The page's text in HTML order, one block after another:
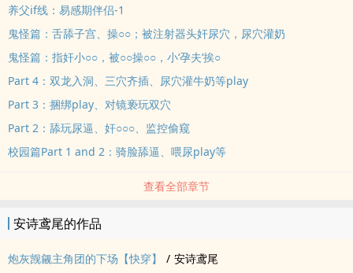
但主角团里总有那幺一两个人死盯着他不放，觊觎他的身体，还渴望
得到他的心。
世界一（已完结）
墨尘是西欧中世纪大陆的一个小领主，也是主角的远方表亲。
他狂征暴敛，重色好欲，荤素不忌，拖主角事业后腿，还蹦跶到主角
未来的金大腿脸上，最后被人斩杀。
原本的剧情是这样的。
实的真·骑脸输出，然后被圣子操翻。（‍‌‎1‎‎v‍‌1‌‎被骑脸真香攻）
现代末日世界，主角是研究出丧尸疫苗的科研大佬。
眼，以一己之力孤立整个宿舍。
养父if线：易感期伴侣-1
鬼怪篇：舌舔子宫、操○○；被注射器头奸尿穴，尿穴灌奶
鬼怪篇：指奸小○○，被○○操○○，小‘孕夫’挨○
Part 4：双龙入洞、三穴齐插、尿穴灌牛奶等play
Part 3：捆绑play、对镜亵玩双穴
Part 2：舔玩尿逼、奸○○○、监控偷窥
校园篇Part 1 and 2：骑脸舔逼、喂尿play等
查看全部章节
安诗鸢尾的作品
炮灰觊觎主角团的下场【快穿】 / 安诗鸢尾